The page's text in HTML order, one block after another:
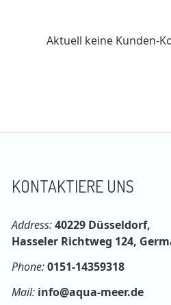
Aktuell keine Kunden-
KONTAKTIERE UNS
Address:40229 Düsseldorf,
Hasseler Richtweg 124,
Phone:0151-14359318
Mail: info@aqua-meer.de